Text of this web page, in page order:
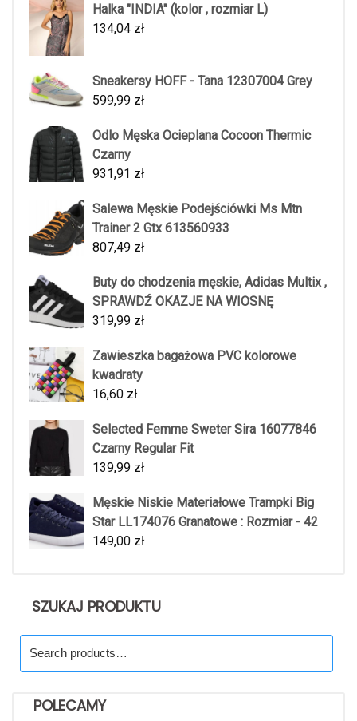
Halka "INDIA" (kolor , rozmiar L)
134,04 zł
Sneakersy HOFF - Tana 12307004 Grey
599,99 zł
Odlo Męska Ocieplana Cocoon Thermic
Czarny
931,91 zł
Salewa Męskie Podejściówki Ms Mtn
Trainer 2 Gtx 613560933
807,49 zł
Buty do chodzenia męskie, Adidas Multix ,
SPRAWDŹ OKAZJE NA WIOSNĘ
319,99 zł
Zawieszka bagażowa PVC kolorowe
kwadraty
16,60 zł
Selected Femme Sweter Sira 16077846
Czarny Regular Fit
139,99 zł
Męskie Niskie Materiałowe Trampki Big
Star LL174076 Granatowe : Rozmiar - 42
149,00 zł
SZUKAJ PRODUKTU
for:
POLECAMY